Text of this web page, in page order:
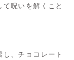
呪いを解くこと
、チョコレート